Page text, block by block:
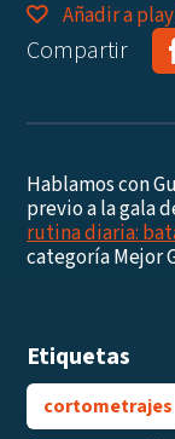
Añadir a
Compartir
Hablamos con
previo a la gala
rutina diaria:
categoría Mejor
Etiquetas
cortometrajes